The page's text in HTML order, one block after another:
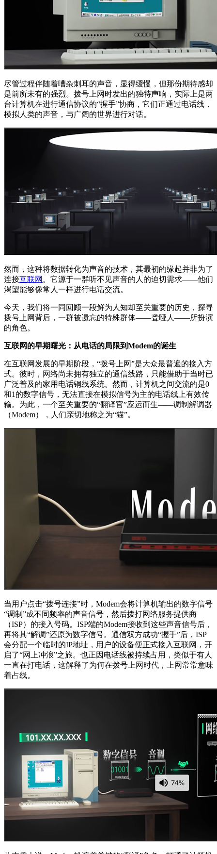
尽管过程伴随着嘈杂刺耳的声音，显得缓慢，但那份期待感却
是前所未有的强烈。拨号上网时发出的独特声响，实际上是两
台计算机在进行通信协议的“握手”协商，它们正通过电话线，
模拟人类的声音，与广阔的世界进行对话。
然而，这种将数据转化为声音的技术，其最初的缘起并非为了
连接互联网 。它源于一群听不见声音的人的迫切需求——他们
渴望能够像常人一样进行电话交流。
今天，我们将一同回顾一段鲜为人知却至关重要的历史，探寻
拨号上网背后，一群被遗忘的特殊群体——聋哑人——所扮演
的角色。
互联网的早期曙光：从电话的局限到Modem的诞生
在互联网发展的早期阶段，“拨号上网”是大众最普遍的接入方
式。彼时，网络尚未拥有独立的通信线路，只能借助于当时已
广泛普及的家用电话铜线系统。然而，计算机之间交流的是0
和1的数字信号，无法直接在模拟信号为主的电话线上有效传
输。为此，一个至关重要的“翻译官”应运而生——调制解调器
（Modem），人们亲切地称之为“猫”。
当用户点击“拨号连接”时，Modem会将计算机输出的数字信号
“调制”成不同频率的声音信号，然后拨打网络服务提供商
（ISP）的接入号码。ISP端的Modem接收到这些声音信号后，
再将其“解调”还原为数字信号。通信双方成功“握手”后，ISP
会分配一个临时的IP地址，用户的设备便正式接入互联网，开
启了“网上冲浪”之旅。也正因电话线被持续占用，类似于有人
一直在打电话，这解释了为何在拨号上网时代，上网常常意味
着占线。